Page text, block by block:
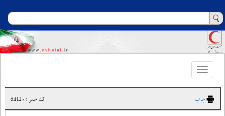
Toggle
navigation
چاپ کد خبر : 64115